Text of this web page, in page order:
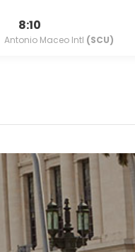
8:10
Antonio Maceo Intl (SCU)